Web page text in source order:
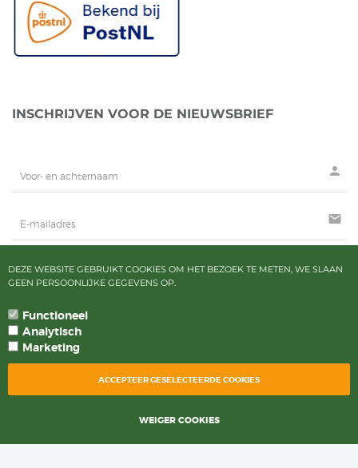
INSCHRIJVEN VOOR DE NIEUWSBRIEF
person
mail
AANMELDEN
* = PRIJZEN ZIJN INCLUSIEF BTW
DEZE WEBSITE GEBRUIKT COOKIES OM HET BEZOEK TE METEN, WE SLAAN
GEEN PERSOONLIJKE GEGEVENS OP.
Functioneel
Analytisch
Marketing
ACCEPTEER GESELECTEERDE COOKIES
WEIGER COOKIES